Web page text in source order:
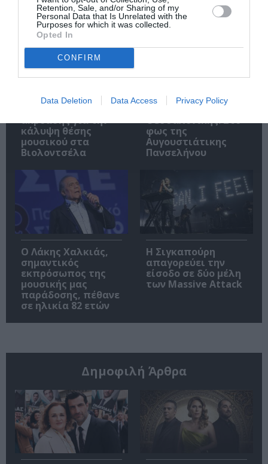
Retention, Sale, and/or Sharing of my
Personal Data that Is Unrelated with the
Purposes for which it was collected.
Opted In
CONFIRM
Data Deletion Data Access Privacy Policy
Εθνική Λυρική
Σκηνή: Ανακοίνωση
ακρόασης για την
κάλυψη θέσης
μουσικού στα
Βιολοντσέλα
Αρχαιολογικό
Μουσείο
Θεσσαλονίκης: Στο
φως της
Αυγουστιάτικης
Πανσελήνου
Ο Λάκης Χαλκιάς,
σημαντικός
εκπρόσωπος της
μουσικής μας
παράδοσης, πέθανε
σε ηλικία 82 ετών
Η Σιγκαπούρη
απαγορεύει την
είσοδο σε δύο μέλη
των Massive Attack
Δημοφιλή Άρθρα